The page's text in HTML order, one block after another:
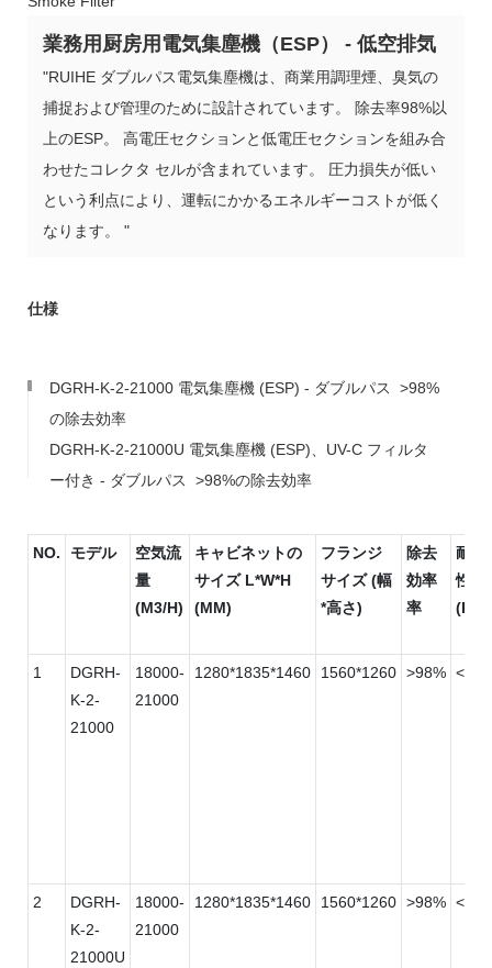
業務用厨房用電気集塵機（ESP） - 低空排気
"RUIHE ダブルパス電気集塵機は、商業用調理煙、臭気の
捕捉および管理のために設計されています。 除去率98%以
上のESP。 高電圧セクションと低電圧セクションを組み合
わせたコレクタ セルが含まれています。 圧力損失が低い
という利点により、運転にかかるエネルギーコストが低く
なります。 "
仕様
DGRH-K-2-21000 電気集塵機 (ESP) - ダブルパス >98%
の除去効率
DGRH-K-2-21000U 電気集塵機 (ESP)、UV-C フィルタ
ー付き - ダブルパス >98%の除去効率
NO. モデル
空気流
量
(M3/H)
キャビネットの
サイズ L*W*H
(MM)
フランジ
サイズ (幅
*高さ)
除去
効率
率
耐風
性
(PA)
1
DGRH-
K-2-
21000
18000-
21000
1280*1835*1460 1560*1260 >98% <100
2
DGRH-
K-2-
21000U
18000-
21000
1280*1835*1460 1560*1260 >98% <100